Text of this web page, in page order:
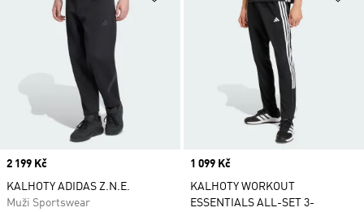
Price
2 199 Kč
KALHOTY ADIDAS Z.N.E.
Muži Sportswear
Price
1 099 Kč
KALHOTY WORKOUT
ESSENTIALS ALL-SET 3-